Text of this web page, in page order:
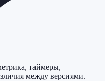
таймеры,
между версиями.